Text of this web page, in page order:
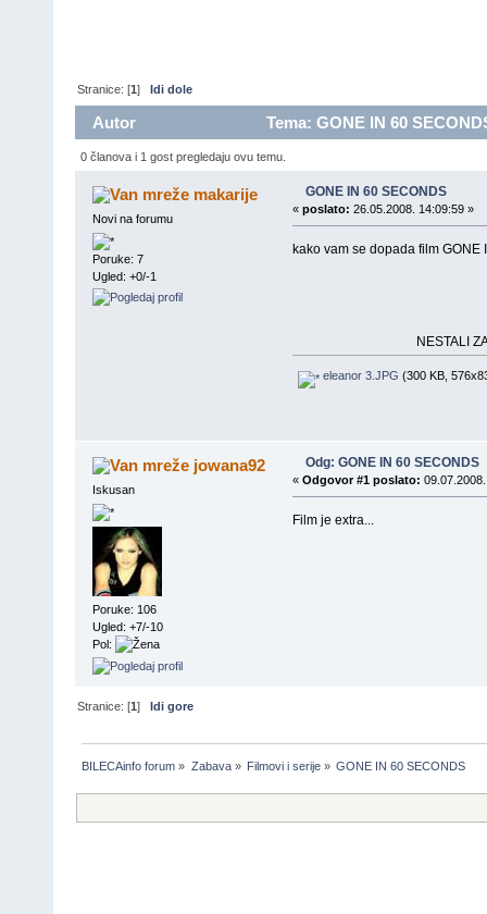
Stranice: [1]Idi dole
Autor Tema: GONE IN 60
0 članova i 1 gost pregledaju ovu temu.
makarije
Novi na forumu
Poruke: 7
Ugled: +0/-1
GONE IN 60 SECONDS
« poslato: 26.05.2008. 14:09:59 »
kako vam se dopada film GONE
NESTALI ZA 60
eleanor 3.JPG (300 KB,
jowana92
Iskusan
Poruke: 106
Ugled: +7/-10
Pol:
Odg: GONE IN 60 SECONDS
« Odgovor #1 poslato:
Film je extra...
Stranice: [1]Idi gore
BILECAinfo forum » Zabava» Filmovi i serije» GONE IN 60 SECONDS